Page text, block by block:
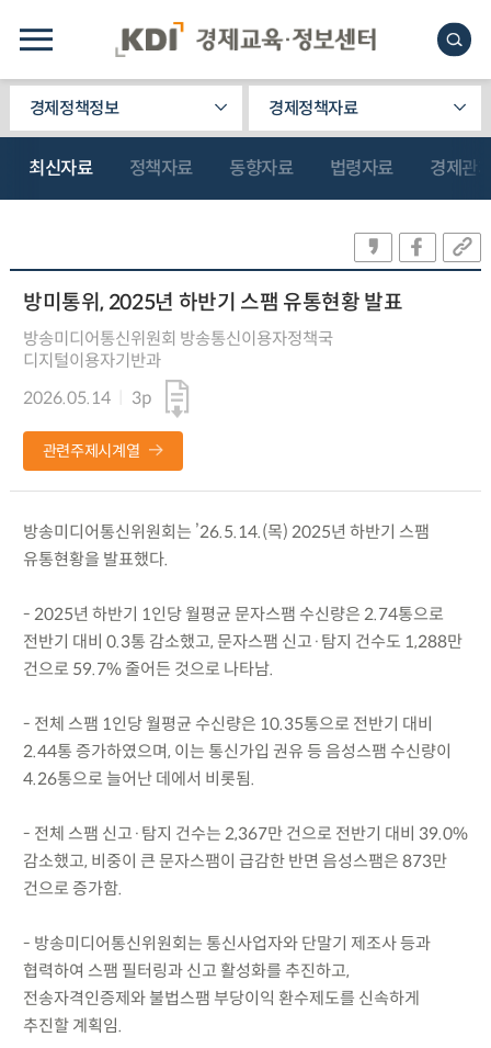
경제정책정보 경제정책자료
최신자료 정책자료 동향자료 법령자료 경제관
방미통위, 2025년 하반기 스팸 유통현황 발표
방송미디어통신위원회 방송통신이용자정책국
디지털이용자기반과
2026.05.14
3p
관련주제시계열
방송미디어통신위원회는 ’26.5.14.(목) 2025년 하반기 스팸
유통현황을 발표했다.
- 2025년 하반기 1인당 월평균 문자스팸 수신량은 2.74통으로
전반기 대비 0.3통 감소했고, 문자스팸 신고·탐지 건수도 1,288만
건으로 59.7% 줄어든 것으로 나타남.
- 전체 스팸 1인당 월평균 수신량은 10.35통으로 전반기 대비
2.44통 증가하였으며, 이는 통신가입 권유 등 음성스팸 수신량이
4.26통으로 늘어난 데에서 비롯됨.
- 전체 스팸 신고·탐지 건수는 2,367만 건으로 전반기 대비 39.0%
감소했고, 비중이 큰 문자스팸이 급감한 반면 음성스팸은 873만
건으로 증가함.
- 방송미디어통신위원회는 통신사업자와 단말기 제조사 등과
협력하여 스팸 필터링과 신고 활성화를 추진하고,
전송자격인증제와 불법스팸 부당이익 환수제도를 신속하게
추진할 계획임.